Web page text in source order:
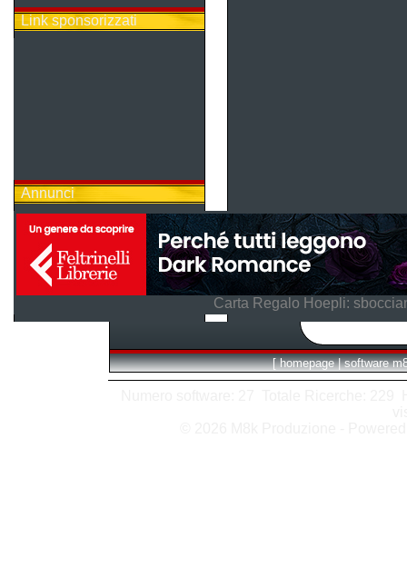
Link sponsorizzati
Annunci
Carta Regalo Hoepli:
[ homepage | software